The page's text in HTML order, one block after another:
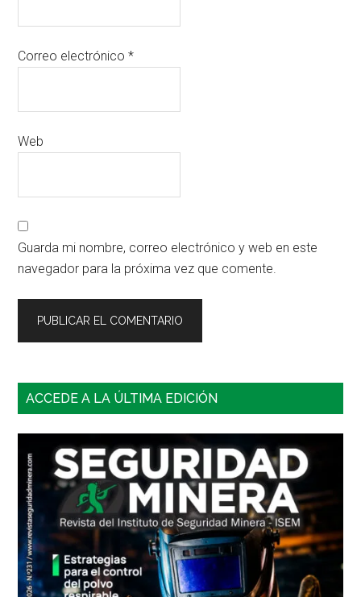
Correo electrónico*
Web
Guarda mi nombre, correo electrónico y web en este
navegador para la próxima vez que comente.
Barra
principal
ACCEDE A LA ÚLTIMA EDICIÓN